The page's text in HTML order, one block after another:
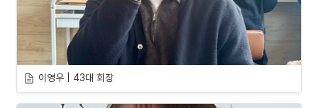
이영우 | 43대 회장